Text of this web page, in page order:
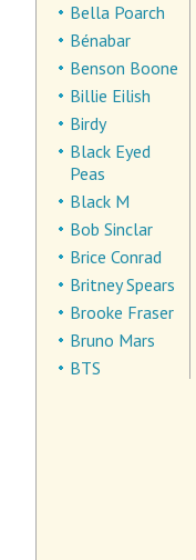
Bella Poarch
Bénabar
Benson Boone
Billie Eilish
Birdy
Black Eyed
Peas
Black M
Bob Sinclar
Brice Conrad
Britney Spears
Brooke Fraser
Bruno Mars
BTS